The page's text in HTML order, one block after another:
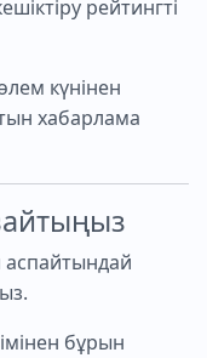
рейтингті
күнінен
хабарлама
аспайтындай
бұрын